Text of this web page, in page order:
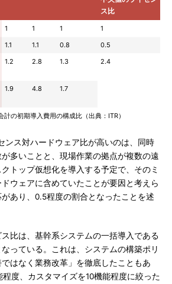
ス比
1 1 1
1
1.1 1.1 0.8
0.5
1.2 2.8 1.3 2.4
1.9 4.8 1.7
の初期導入費用の構成比（出典：ITR）
ンス対ハードウェア比が高いのは、同時
多いことと、現場作業の拠点が複数の遠
トップ仮想化を導入する予定で、そのミ
ウェアに含めていたことが要因と考えら
あり、0.5程度の割合となったことを述
比は、基幹系システムの一括導入である
っている。これは、システムの構築ポリ
はなく業務改革」を徹底したこともあ
程度、カスタマイズを10機能程度に絞った